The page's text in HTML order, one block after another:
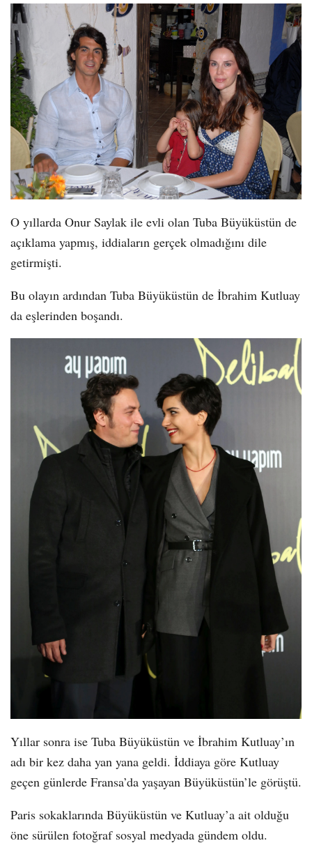
O yıllarda Onur Saylak ile evli olan Tuba Büyüküstün de
açıklama yapmış, iddiaların gerçek olmadığını dile
getirmişti.
Bu olayın ardından Tuba Büyüküstün de İbrahim Kutluay
da eşlerinden boşandı.
Yıllar sonra ise Tuba Büyüküstün ve İbrahim Kutluay’ın
adı bir kez daha yan yana geldi. İddiaya göre Kutluay
geçen günlerde Fransa’da yaşayan Büyüküstün’le görüştü.
Paris sokaklarında Büyüküstün ve Kutluay’a ait olduğu
öne sürülen fotoğraf sosyal medyada gündem oldu.